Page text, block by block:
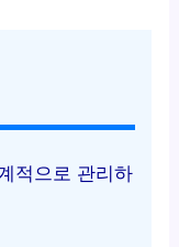
적으로 관리하